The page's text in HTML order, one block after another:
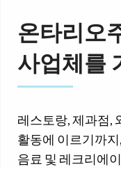
온타리오
사업체를
레스토랑, 제과점,
활동에 이르기까
음료 및 레크리에